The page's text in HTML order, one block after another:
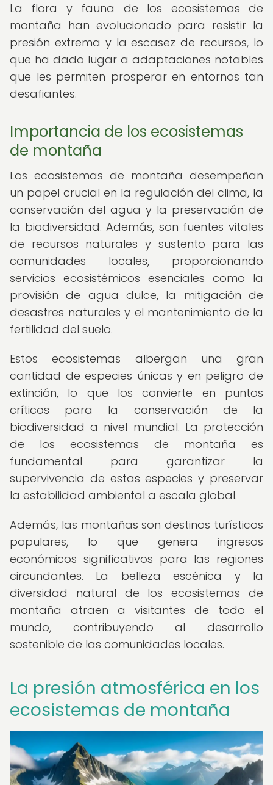
La flora y fauna de los ecosistemas de
montaña han evolucionado para resistir la
presión extrema y la escasez de recursos, lo
que ha dado lugar a adaptaciones notables
que les permiten prosperar en entornos tan
desafiantes.
Importancia de los ecosistemas
de montaña
Los ecosistemas de montaña desempeñan
un papel crucial en la regulación del clima, la
conservación del agua y la preservación de
la biodiversidad. Además, son fuentes vitales
de recursos naturales y sustento para las
comunidades locales, proporcionando
servicios ecosistémicos esenciales como la
provisión de agua dulce, la mitigación de
desastres naturales y el mantenimiento de la
fertilidad del suelo.
Estos ecosistemas albergan una gran
cantidad de especies únicas y en peligro de
extinción, lo que los convierte en puntos
críticos para la conservación de la
biodiversidad a nivel mundial. La protección
de los ecosistemas de montaña es
fundamental para garantizar la
supervivencia de estas especies y preservar
la estabilidad ambiental a escala global.
Además, las montañas son destinos turísticos
populares, lo que genera ingresos
económicos significativos para las regiones
circundantes. La belleza escénica y la
diversidad natural de los ecosistemas de
montaña atraen a visitantes de todo el
mundo, contribuyendo al desarrollo
sostenible de las comunidades locales.
La presión atmosférica en los
ecosistemas de montaña